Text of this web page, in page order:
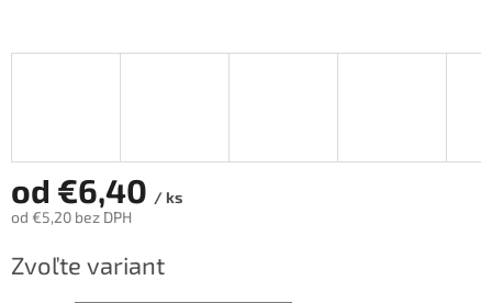
od €6,40 / ks
od €5,20 bez DPH
cena:
Zvoľte variant